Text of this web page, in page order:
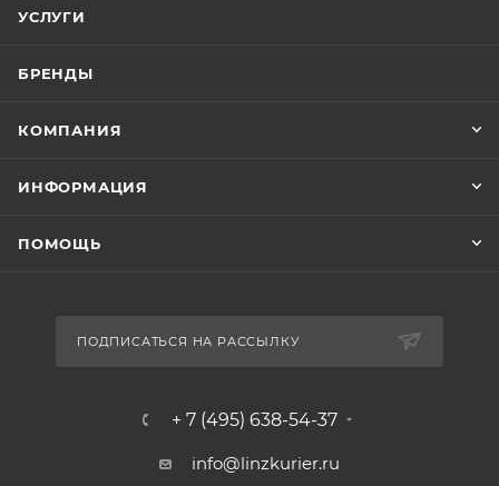
УСЛУГИ
БРЕНДЫ
КОМПАНИЯ
ИНФОРМАЦИЯ
ПОМОЩЬ
ПОДПИСАТЬСЯ НА РАССЫЛКУ
+ 7 (495) 638-54-37
info@linzkurier.ru